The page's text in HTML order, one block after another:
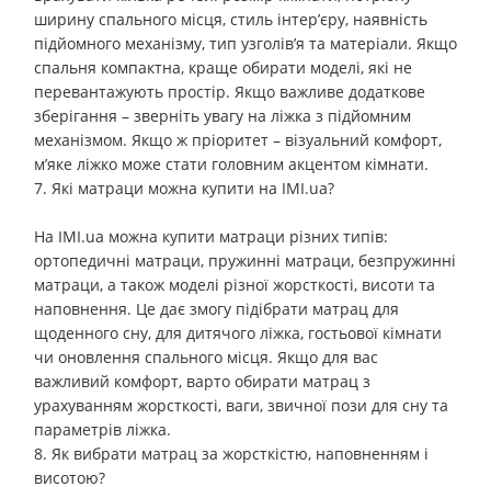
ширину спального місця, стиль інтер’єру, наявність
підйомного механізму, тип узголів’я та матеріали. Якщо
спальня компактна, краще обирати моделі, які не
перевантажують простір. Якщо важливе додаткове
зберігання – зверніть увагу на ліжка з підйомним
механізмом. Якщо ж пріоритет – візуальний комфорт,
м’яке ліжко може стати головним акцентом кімнати.
7. Які матраци можна купити на IMI.ua?
На IMI.ua можна купити матраци різних типів:
ортопедичні матраци, пружинні матраци, безпружинні
матраци, а також моделі різної жорсткості, висоти та
наповнення. Це дає змогу підібрати матрац для
щоденного сну, для дитячого ліжка, гостьової кімнати
чи оновлення спального місця. Якщо для вас
важливий комфорт, варто обирати матрац з
урахуванням жорсткості, ваги, звичної пози для сну та
параметрів ліжка.
8. Як вибрати матрац за жорсткістю, наповненням і
висотою?